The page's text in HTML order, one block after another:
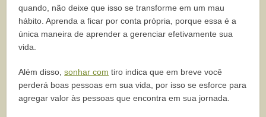
quando, não deixe que isso se transforme em um mau
hábito. Aprenda a ficar por conta própria, porque essa é a
única maneira de aprender a gerenciar efetivamente sua
vida.
Além disso,sonhar com tiro indica que em breve você
perderá boas pessoas em sua vida, por isso se esforce para
agregar valor às pessoas que encontra em sua jornada.